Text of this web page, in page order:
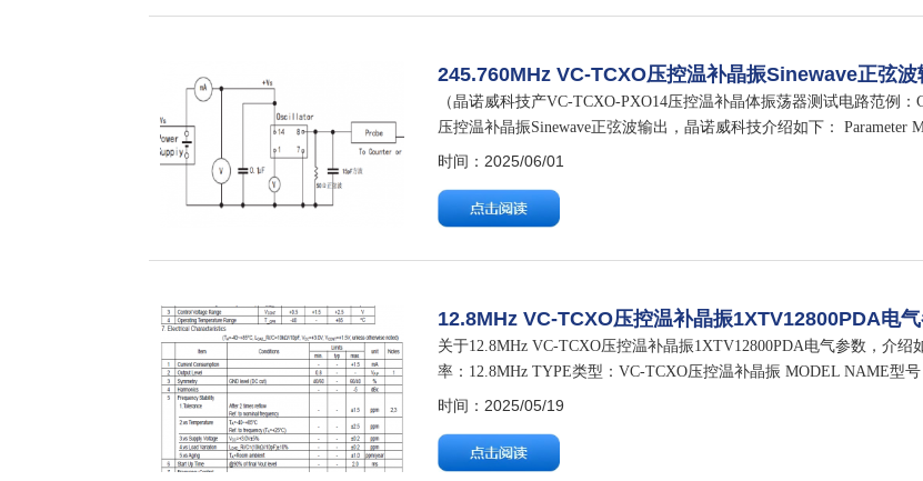
245.760MHz VC-TCXO压控温补晶振Sinewave正弦波
（晶诺威科技产VC-TCXO-PXO14压控温补晶体振荡器测试电路范例
压控温补晶振Sinewave正弦波输出，晶诺威科技介绍如下： Parameter
时间：2025/06/01
12.8MHz VC-TCXO压控温补晶振1XTV12800PDA电
关于12.8MHz VC-TCXO压控温补晶振1XTV12800PDA电气参数，介
率：12.8MHz TYPE类型：VC-TCXO压控温补晶振 MODEL NAME型号
1XTV12800…
时间：2025/05/19